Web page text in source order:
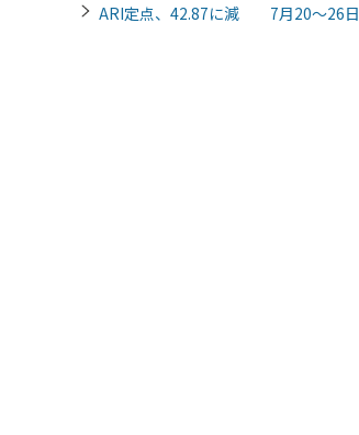
ARI定点、42.87に減 7月20～26日